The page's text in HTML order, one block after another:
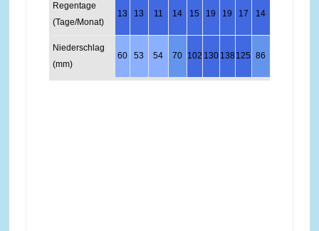
Regentage
(Tage/Monat)
13 13 11 14 15 19 19 17 14
Niederschlag
(mm)
60 53 54 70 102 130 138125 86